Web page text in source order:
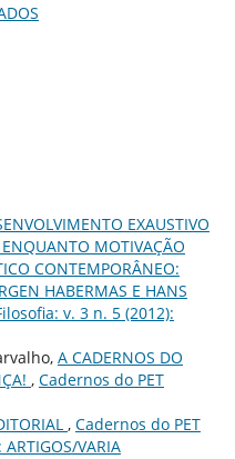
EXAUSTIVO
MOTIVAÇÃO
CONTEMPORÂNEO:
HABERMAS E HANS
v. 3 n. 5 (2012):
A CADERNOS DO
, Cadernos do PET
, Cadernos do PET
VARIA